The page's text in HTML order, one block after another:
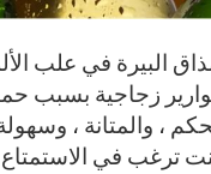
البيرة في علب
زجاجية بسبب
، والمتانة ،
كنت ترغب في